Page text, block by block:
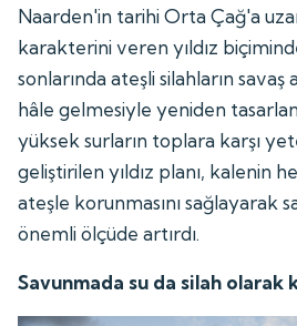
Naarden'in tarihi Orta Çağ'a
karakterini veren yıldız
sonlarında ateşli silahların savaş
hâle gelmesiyle yeniden
yüksek surların toplara karşı
geliştirilen yıldız planı, kalenin
ateşle korunmasını sağlayarak
önemli ölçüde artırdı.
Savunmada su da silah olarak